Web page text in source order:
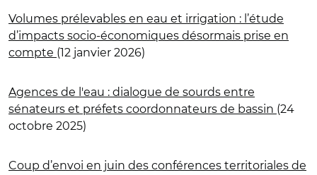
Volumes prélevables en eau et irrigation : l’étude
d’impacts socio-économiques désormais prise en
compte (12 janvier 2026)
Agences de l'eau : dialogue de sourds entre
sénateurs et préfets coordonnateurs de bassin (24
octobre 2025)
Coup d’envoi en juin des conférences territoriales de